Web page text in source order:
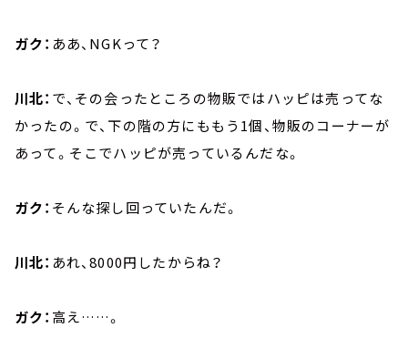
ガク： ああ、NGKって？
川北： で、その会ったところの物販ではハッピは売ってな
かったの。で、下の階の方にももう1個、物販のコーナーが
あって。そこでハッピが売っているんだな。
ガク： そんな探し回っていたんだ。
川北： あれ、8000円したからね？
ガク： 高え……。